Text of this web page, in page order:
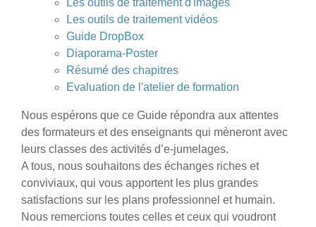
Les outils de traitement d'images
Les outils de traitement vidéos
Guide DropBox
Diaporama-Poster
Résumé des chapitres
Evaluation de l'atelier de formation
Nous espérons que ce Guide répondra aux attentes
des formateurs et des enseignants qui mèneront avec
leurs classes des activités d’e-jumelages.
A tous, nous souhaitons des échanges riches et
conviviaux, qui vous apportent les plus grandes
satisfactions sur les plans professionnel et humain.
Nous remercions toutes celles et ceux qui voudront